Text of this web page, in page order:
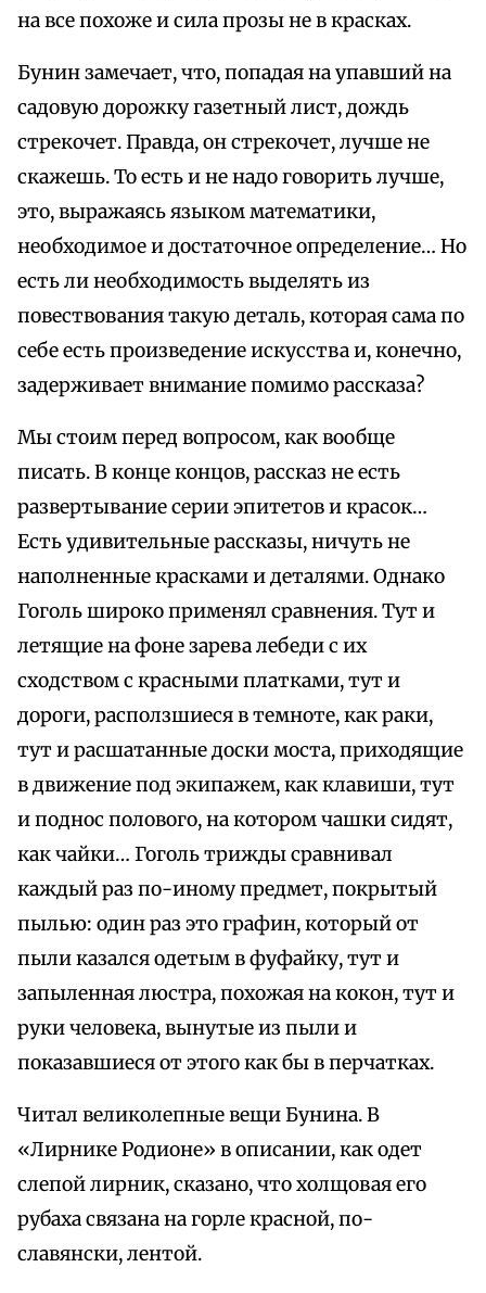
на все похоже и сила прозы не в красках.
Бунин замечает, что, попадая на упавший на
садовую дорожку газетный лист, дождь
стрекочет. Правда, он стрекочет, лучше не
скажешь. То есть и не надо говорить лучше,
это, выражаясь языком математики,
необходимое и достаточное определение… Но
есть ли необходимость выделять из
повествования такую деталь, которая сама по
себе есть произведение искусства и, конечно,
задерживает внимание помимо рассказа?
Мы стоим перед вопросом, как вообще
писать. В конце концов, рассказ не есть
развертывание серии эпитетов и красок…
Есть удивительные рассказы, ничуть не
наполненные красками и деталями. Однако
Гоголь широко применял сравнения. Тут и
летящие на фоне зарева лебеди с их
сходством с красными платками, тут и
дороги, расползшиеся в темноте, как раки,
тут и расшатанные доски моста, приходящие
в движение под экипажем, как клавиши, тут
и поднос полового, на котором чашки сидят,
как чайки… Гоголь трижды сравнивал
каждый раз по-иному предмет, покрытый
пылью: один раз это графин, который от
пыли казался одетым в фуфайку, тут и
запыленная люстра, похожая на кокон, тут и
руки человека, вынутые из пыли и
показавшиеся от этого как бы в перчатках.
Читал великолепные вещи Бунина. В
«Лирнике Родионе» в описании, как одет
слепой лирник, сказано, что холщовая его
рубаха связана на горле красной, по-
славянски, лентой.